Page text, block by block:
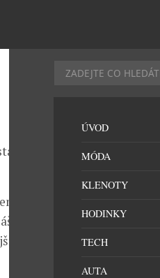
výhled
ÚVOD
MÓDA
KLENOTY
HODINKY
TECH
AUTA